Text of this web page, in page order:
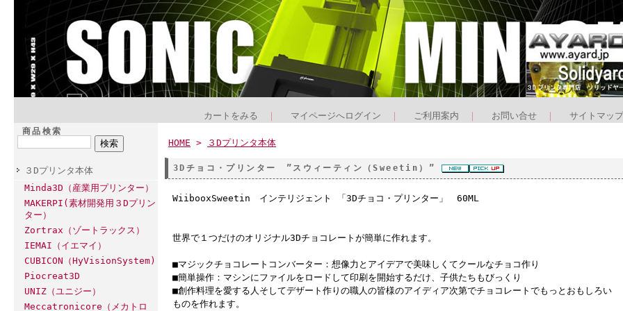
カートをみる マイページへログイン ご利用案内 お問い合せ サイトマップ
商品検索
３Dプリンタ本体
Minda3D（産業用プリンター）
MAKERPI(素材開発用３Dプリン
ター）
Zortrax（ゾートラックス）
IEMAI（イエマイ）
CUBICON（HyVisionSystem)
Piocreat3D
UNIZ（ユニジー）
Meccatronicore（メカトロ
HOME > ３Dプリンタ本体
3Dチョコ・プリンター ”スウィーティン（Sweetin）”
WiibooxSweetin インテリジェント 「3Dチョコ・プリンター」 60ML
世界で１つだけのオリジナル3Dチョコレートが簡単に作れます。
■マジックチョコレートコンバーター：想像力とアイデアで美味しくてクールなチョコ作り
■簡単操作：マシンにファイルをロードして印刷を開始するだけ、子供たちもびっくり
■創作料理を愛する人そしてデザート作りの職人の皆様のアイディア次第でチョコレートでもっとおもしろい
ものを作れます。